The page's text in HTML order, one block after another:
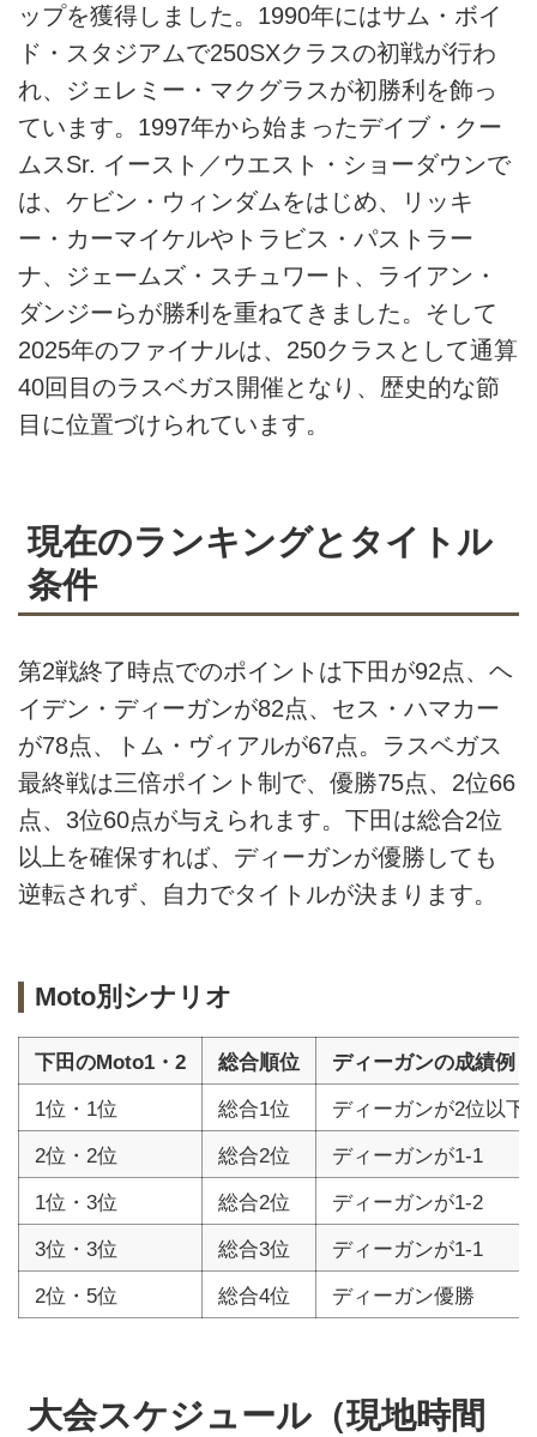
ップを獲得しました。1990年にはサム・ボイ
ド・スタジアムで250SXクラスの初戦が行わ
れ、ジェレミー・マクグラスが初勝利を飾っ
ています。1997年から始まったデイブ・クー
ムスSr. イースト／ウエスト・ショーダウンで
は、ケビン・ウィンダムをはじめ、リッキ
ー・カーマイケルやトラビス・パストラー
ナ、ジェームズ・スチュワート、ライアン・
ダンジーらが勝利を重ねてきました。そして
2025年のファイナルは、250クラスとして通算
40回目のラスベガス開催となり、歴史的な節
目に位置づけられています。
現在のランキングとタイトル
条件
第2戦終了時点でのポイントは下田が92点、ヘ
イデン・ディーガンが82点、セス・ハマカー
が78点、トム・ヴィアルが67点。ラスベガス
最終戦は三倍ポイント制で、優勝75点、2位66
点、3位60点が与えられます。下田は総合2位
以上を確保すれば、ディーガンが優勝しても
逆転されず、自力でタイトルが決まります。
Moto別シナリオ
下田のMoto1・2 総合順位
ディーガンの成績例
1位・1位
総合1位
ディーガンが2位以下
2位・2位
総合2位
ディーガンが1-1
1位・3位
総合2位
ディーガンが1-2
3位・3位
総合3位
ディーガンが1-1
2位・5位
総合4位 ディーガン優勝
大会スケジュール（現地時間